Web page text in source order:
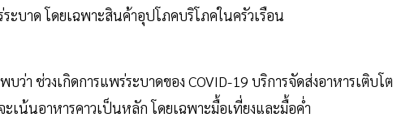
ะบาด โดยเฉพาะสินค้าอุปโภคบริโภคในครัวเรือน
า ช่วงเกิดการแพร่ระบาดของ COVID-19 บริการจัดส่งอาหารเติบโต
ะเน้นอาหารคาวเป็นหลัก โดยเฉพาะมื้อเที่ยงและมื้อค่ำ